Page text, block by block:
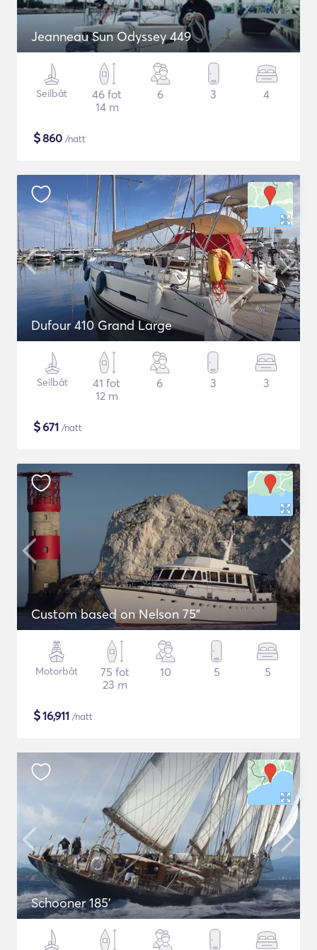
Jeanneau Sun Odyssey 449
Seilbåt
46 fot
14 m
6 3 4
$860 /natt
Dufour 410 Grand Large
Seilbåt
41 fot
12 m
6 3 3
$671 /natt
Custom based on Nelson 75"
Motorbåt
75 fot
23 m
10 5 5
$16,911 /natt
Schooner 185'